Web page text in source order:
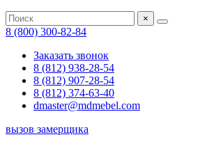
×
8 (800) 300-82-84
Заказать звонок
8 (812) 938-28-54
8 (812) 907-28-54
8 (812) 374-63-40
dmaster@mdmebel.com
вызов замерщика